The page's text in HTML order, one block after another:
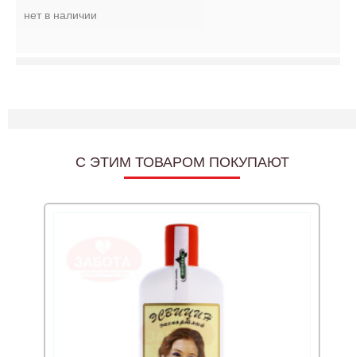
нет в наличии
C ЭТИМ ТОВАРОМ ПОКУПАЮТ